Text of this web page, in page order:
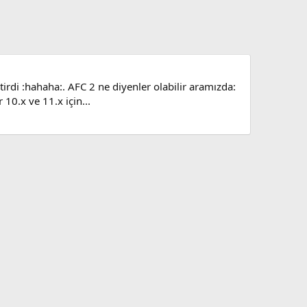
:hahaha:. AFC 2 ne diyenler olabilir aramızda:
10.x ve 11.x için...